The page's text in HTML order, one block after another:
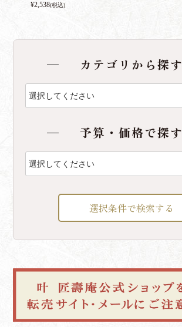
¥2,538(税込)
カテゴリから探す
予算・価格で探す
選択条件で検索する